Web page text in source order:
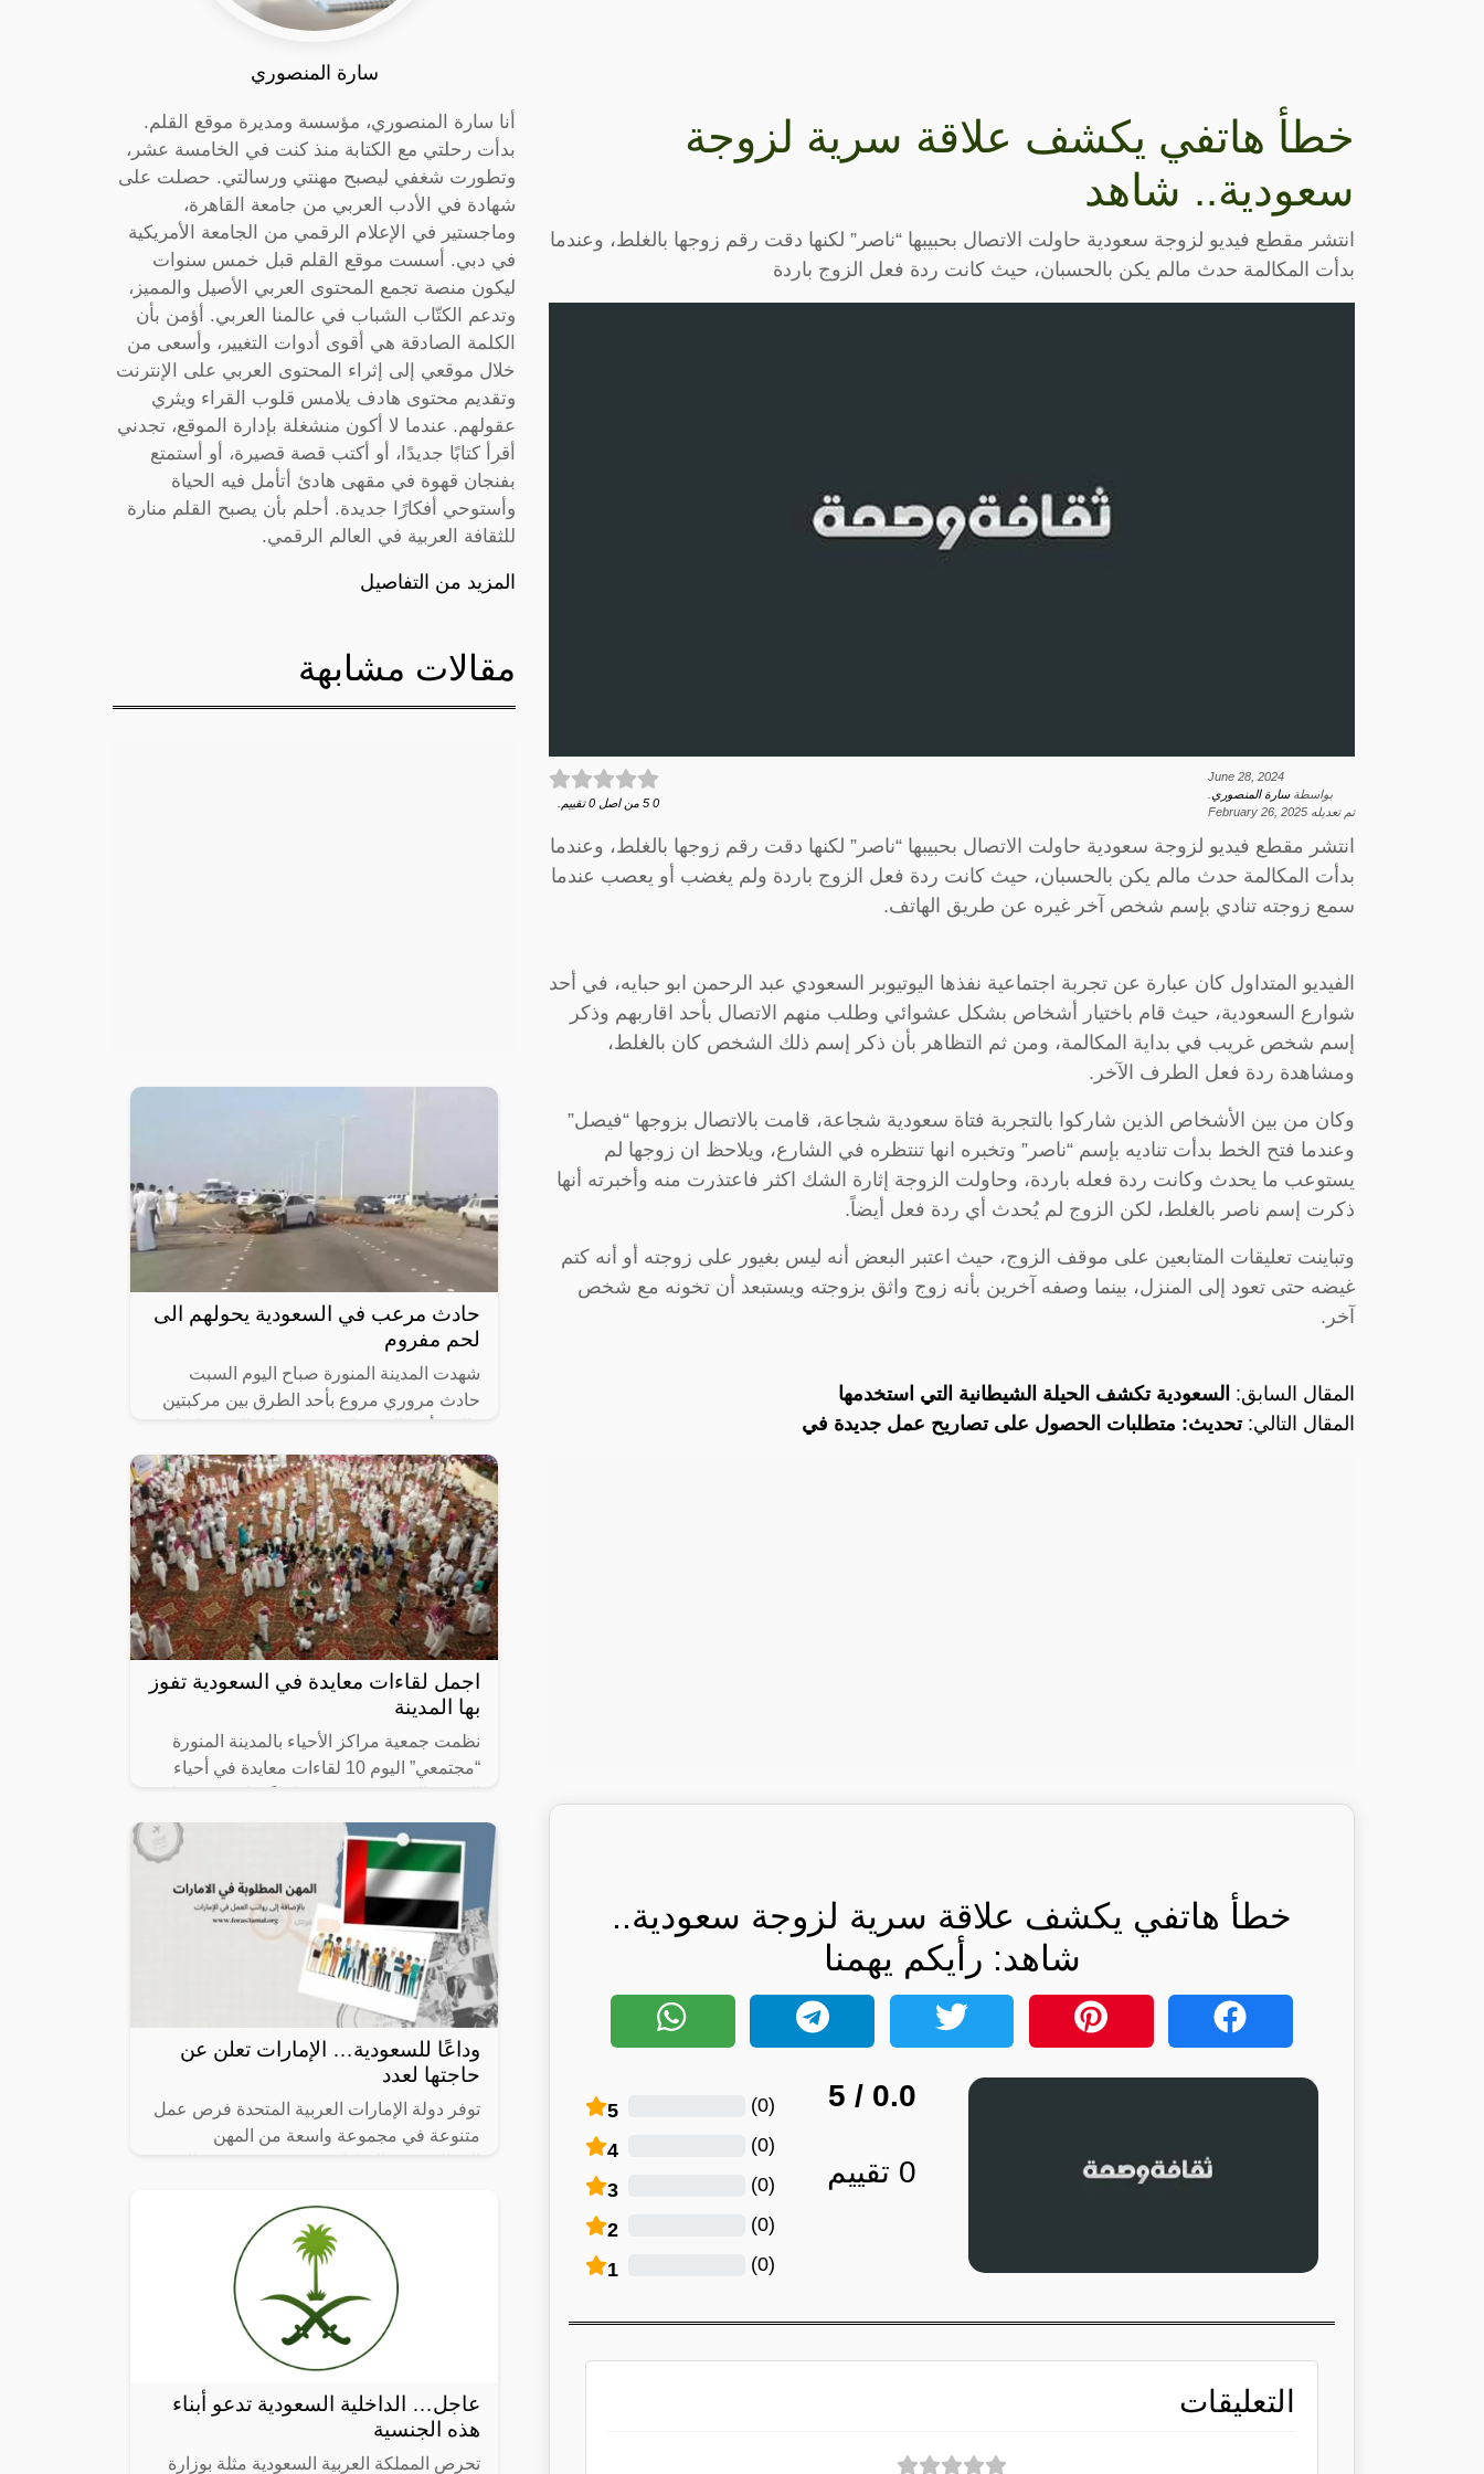
خطأ هاتفي يكشف علاقة سرية لزوجة
سعودية.. شاهد
انتشر مقطع فيديو لزوجة سعودية حاولت الاتصال بحبيبها “ناصر” لكنها دقت رقم زوجها بالغلط، وعندما
بدأت المكالمة حدث مالم يكن بالحسبان، حيث كانت ردة فعل الزوج باردة
June 28, 2024
بواسطةسارة المنصوري
تم تعديله February 26, 2025
0
5 من اصل 0 تقييم.
انتشر مقطع فيديو لزوجة سعودية حاولت الاتصال بحبيبها “ناصر” لكنها دقت رقم زوجها بالغلط، وعندما
بدأت المكالمة حدث مالم يكن بالحسبان، حيث كانت ردة فعل الزوج باردة ولم يغضب أو يعصب عندما
سمع زوجته تنادي بإسم شخص آخر غيره عن طريق الهاتف.
الفيديو المتداول كان عبارة عن تجربة اجتماعية نفذها اليوتيوبر السعودي عبد الرحمن ابو حبايه، في أحد
شوارع السعودية، حيث قام باختيار أشخاص بشكل عشوائي وطلب منهم الاتصال بأحد اقاربهم وذكر
إسم شخص غريب في بداية المكالمة، ومن ثم التظاهر بأن ذكر إسم ذلك الشخص كان بالغلط،
ومشاهدة ردة فعل الطرف الآخر.
وكان من بين الأشخاص الذين شاركوا بالتجربة فتاة سعودية شجاعة، قامت بالاتصال بزوجها “فيصل”
وعندما فتح الخط بدأت تناديه بإسم “ناصر” وتخبره انها تنتظره في الشارع، ويلاحظ ان زوجها لم
يستوعب ما يحدث وكانت ردة فعله باردة، وحاولت الزوجة إثارة الشك اكثر فاعتذرت منه وأخبرته أنها
ذكرت إسم ناصر بالغلط، لكن الزوج لم يُحدث أي ردة فعل أيضاً.
وتباينت تعليقات المتابعين على موقف الزوج، حيث اعتبر البعض أنه ليس بغيور على زوجته أو أنه كتم
غيضه حتى تعود إلى المنزل، بينما وصفه آخرين بأنه زوج واثق بزوجته ويستبعد أن تخونه مع شخص
آخر.
المقال السابق: السعودية تكشف الحيلة الشيطانية التي استخدمها
المقال التالي:تحديث: متطلبات الحصول على تصاريح عمل جديدة في
خطأ هاتفي يكشف علاقة سرية لزوجة سعودية..
شاهد: رأيكم يهمنا
0.0
/ 5
0 تقييم
5 (
0
)
4 (
0
)
3 (
0
)
2 (
0
)
1 (
0
)
التعليقات
سارة المنصوري
أنا سارة المنصوري، مؤسسة ومديرة موقع القلم.
بدأت رحلتي مع الكتابة منذ كنت في الخامسة عشر،
وتطورت شغفي ليصبح مهنتي ورسالتي. حصلت على
شهادة في الأدب العربي من جامعة القاهرة،
وماجستير في الإعلام الرقمي من الجامعة الأمريكية
في دبي. أسست موقع القلم قبل خمس سنوات
ليكون منصة تجمع المحتوى العربي الأصيل والمميز،
وتدعم الكتّاب الشباب في عالمنا العربي. أؤمن بأن
الكلمة الصادقة هي أقوى أدوات التغيير، وأسعى من
خلال موقعي إلى إثراء المحتوى العربي على الإنترنت
وتقديم محتوى هادف يلامس قلوب القراء ويثري
عقولهم. عندما لا أكون منشغلة بإدارة الموقع، تجدني
أقرأ كتابًا جديدًا، أو أكتب قصة قصيرة، أو أستمتع
بفنجان قهوة في مقهى هادئ أتأمل فيه الحياة
وأستوحي أفكارًا جديدة. أحلم بأن يصبح القلم منارة
للثقافة العربية في العالم الرقمي.
المزيد من التفاصيل
مقالات مشابهة
حادث مرعب في السعودية يحولهم الى
لحم مفروم
شهدت المدينة المنورة صباح اليوم السبت
حادث مروري مروع بأحد الطرق بين مركبتين
آخرين.
اجمل لقاءات معايدة في السعودية تفوز
بها المدينة
نظمت جمعية مراكز الأحياء بالمدينة المنورة
“مجتمعي” اليوم 10 لقاءات معايدة في أحياء
الأحياء على مدار أيام العيد.
وداعًا للسعودية… الإمارات تعلن عن
حاجتها لعدد
توفر دولة الإمارات العربية المتحدة فرص عمل
متنوعة في مجموعة واسعة من المهن
عاجل… الداخلية السعودية تدعو أبناء
هذه الجنسية
تحرص المملكة العربية السعودية مثلة بوزارة